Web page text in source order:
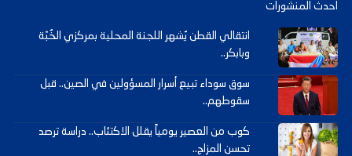
احدث المنشورات
انتقالي القطن يُشهر اللجنة المحلية بمركزي الخُبّة
وبابكر..
سوق سوداء تبيع أسرار المسؤولين في الصين.. قبل
سقوطهم..
كوب من العصير يومياً يقلل الاكتئاب.. دراسة ترصد
تحسن المزاج..